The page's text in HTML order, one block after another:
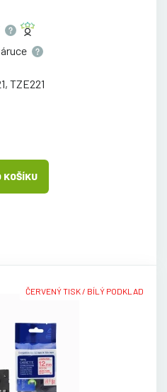
TZE221
KOŠÍKU
ČERVENÝ TISK / BÍLÝ PODKLAD